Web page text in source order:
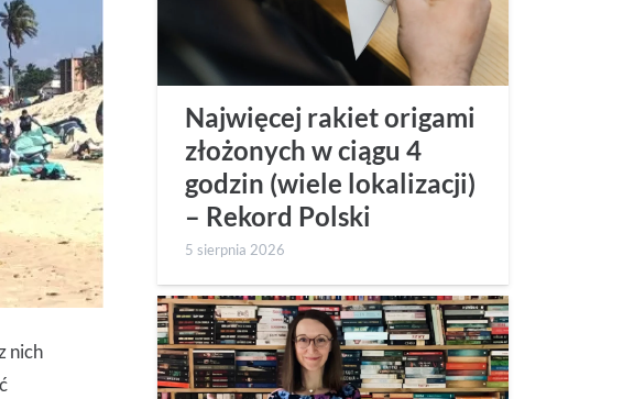
nich
Najwięcej rakiet origami
złożonych w ciągu 4
godzin (wiele lokalizacji)
– Rekord Polski
5 sierpnia 2026